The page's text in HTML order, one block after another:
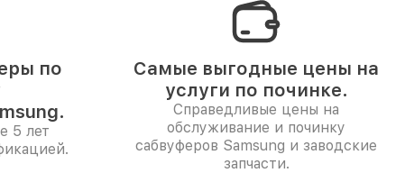
по
5 лет
Самые выгодные цены на
услуги по починке.
Справедливые цены на
обслуживание и починку
сабвуферов Samsung и заводские
запчасти.